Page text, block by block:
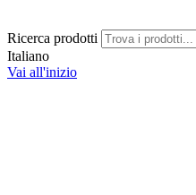
Ricerca prodotti
Italiano
Vai all'inizio